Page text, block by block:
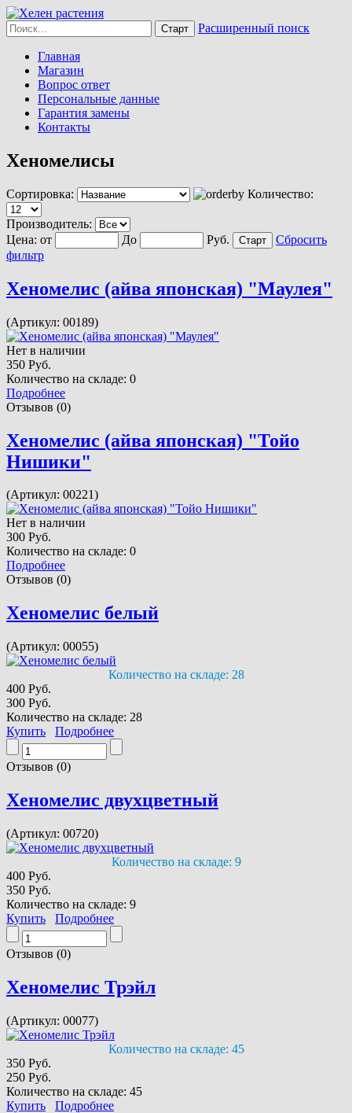
Расширенный поиск
Главная
Магазин
Вопрос ответ
Персональные данные
Гарантия замены
Контакты
Хеномелисы
Сортировка: Количество:
Производитель:
Цена: от До Руб.
Сбросить
фильтр
Хеномелис (айва японская) "Маулея"
(Артикул: 00189)
Нет в наличии
350 Руб.
Количество на складе: 0
Подробнее
Отзывов (0)
Хеномелис (айва японская) "Тойо
Нишики"
(Артикул: 00221)
Нет в наличии
300 Руб.
Количество на складе: 0
Подробнее
Отзывов (0)
Хеномелис белый
(Артикул: 00055)
Количество на складе: 28
400 Руб.
300 Руб.
Количество на складе: 28
Купить
Подробнее
Отзывов (0)
Хеномелис двухцветный
(Артикул: 00720)
Количество на складе: 9
400 Руб.
350 Руб.
Количество на складе: 9
Купить
Подробнее
Отзывов (0)
Хеномелис Трэйл
(Артикул: 00077)
Количество на складе: 45
350 Руб.
250 Руб.
Количество на складе: 45
Купить
Подробнее